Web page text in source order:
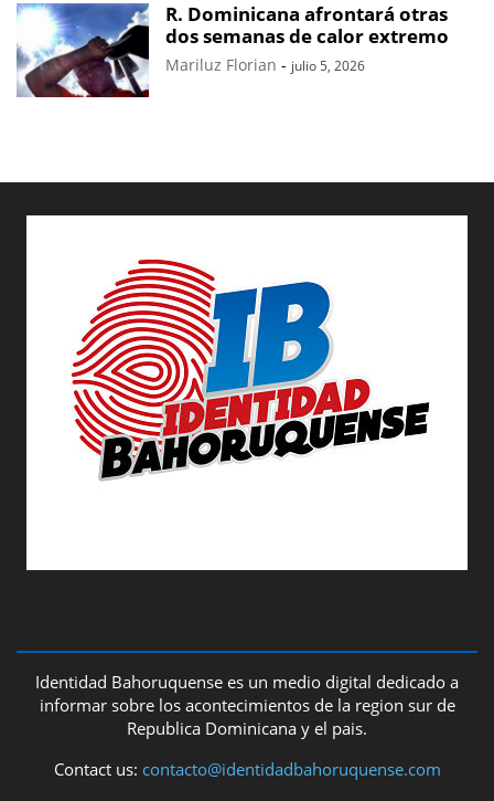
R. Dominicana afrontará otras
dos semanas de calor extremo
Mariluz Florian - julio 5, 2026
Identidad Bahoruquense es un medio digital dedicado a
informar sobre los acontecimientos de la region sur de
Republica Dominicana y el pais.
Contact us: contacto@identidadbahoruquense.com